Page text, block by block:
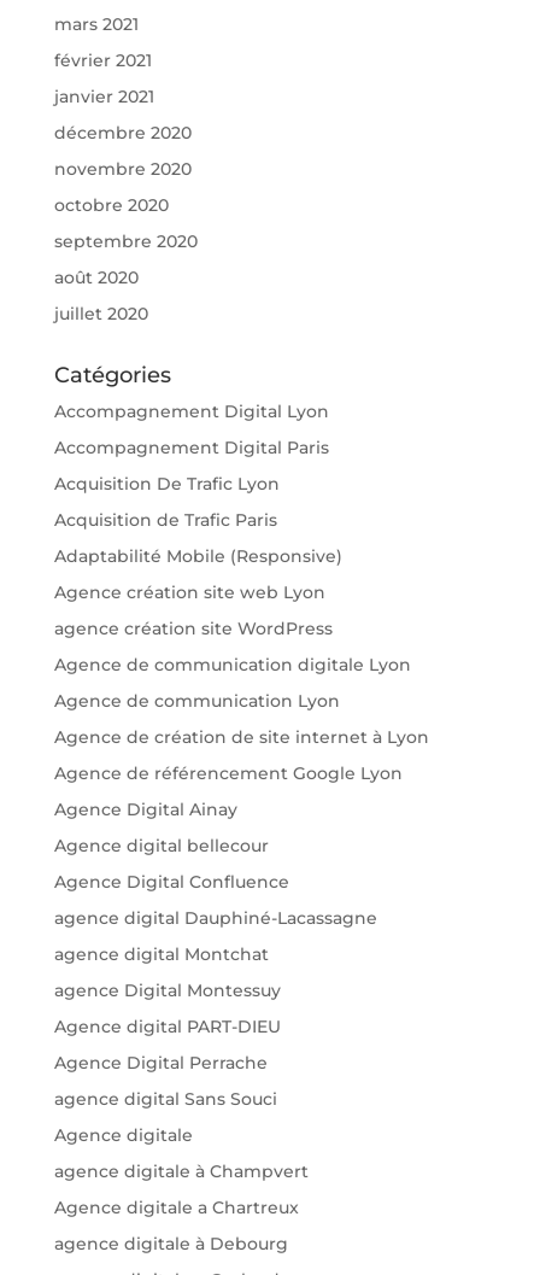
mars 2021
février 2021
janvier 2021
décembre 2020
novembre 2020
octobre 2020
septembre 2020
août 2020
juillet 2020
Catégories
Accompagnement Digital Lyon
Accompagnement Digital Paris
Acquisition De Trafic Lyon
Acquisition de Trafic Paris
Adaptabilité Mobile (Responsive)
Agence création site web Lyon
agence création site WordPress
Agence de communication digitale Lyon
Agence de communication Lyon
Agence de création de site internet à Lyon
Agence de référencement Google Lyon
Agence Digital Ainay
Agence digital bellecour
Agence Digital Confluence
agence digital Dauphiné-Lacassagne
agence digital Montchat
agence Digital Montessuy
Agence digital PART-DIEU
Agence Digital Perrache
agence digital Sans Souci
Agence digitale
agence digitale à Champvert
Agence digitale a Chartreux
agence digitale à Debourg